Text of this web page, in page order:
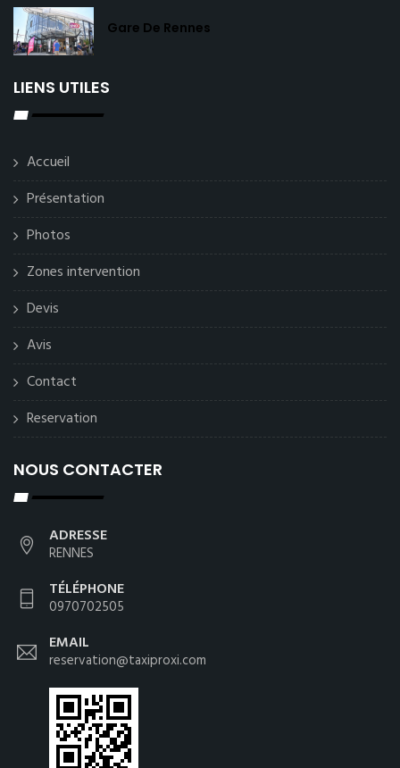
Gare De Rennes
LIENS UTILES
Accueil
Présentation
Photos
Zones intervention
Devis
Avis
Contact
Reservation
NOUS CONTACTER
ADRESSE
RENNES
TÉLÉPHONE
0970702505
EMAIL
reservation@taxiproxi.com